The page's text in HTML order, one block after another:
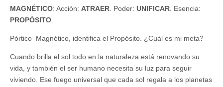
MAGNÉTICO: Acción: ATRAER . Poder: UNIFICAR . Esencia:
PROPÓSITO
Pórtico Magnético, identifica el Propósito. ¿Cuál es mi meta?
Cuando brilla el sol todo en la naturaleza está renovando su
vida, y también el ser humano necesita su luz para seguir
viviendo. Ese fuego universal que cada sol regala a los planetas